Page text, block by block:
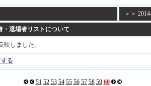
＞＞
・退場者リストについて
映しました。
る
51 52 53 54 55 56 57 58 59 60